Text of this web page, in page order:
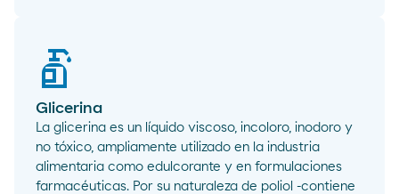
Glicerina
La glicerina es un líquido viscoso, incoloro, inodoro y
no tóxico, ampliamente utilizado en la industria
alimentaria como edulcorante y en formulaciones
farmacéuticas. Por su naturaleza de poliol -contiene